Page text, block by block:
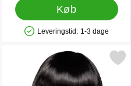
Køb
Produkttilgængelighed: På lager
Leveringstid: 1-3 dage
Orange som favorit
Markér paryk